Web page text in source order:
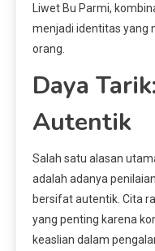
Liwet Bu Parmi,
menjadi identitas yang
orang.
Daya
Autentik
Salah satu alasan
adalah adanya
bersifat autentik. Cita
yang penting karena
keaslian dalam